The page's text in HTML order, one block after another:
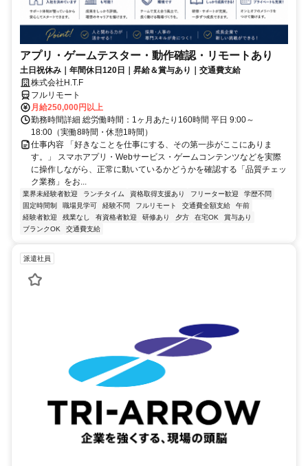
アプリ・ゲームテスター・動作確認・リモートあり
土日祝休み｜年間休日120日｜昇給＆賞与あり｜交通費支給
株式会社H.T.F
フルリモート
月給250,000円以上
勤務時間詳細 総労働時間：1ヶ月あたり160時間 平日 9:00～
18:00（実働8時間・休憩1時間）
仕事内容 「好きなことを仕事にする、その第一歩がここにありま
す。」 スマホアプリ・Webサービス・ゲームコンテンツなどを実際
に操作しながら、正常に動いているかどうかを確認する「品質チェッ
ク業務」をお...
業界未経験者歓迎 ランチタイム 資格取得支援あり フリーター歓迎
学歴不問
固定時間制
職場見学可 経験不問 フルリモート 交通費全額支給
午前
経験者歓迎
残業なし 有資格者歓迎 研修あり 夕方 在宅OK
賞与あり
ブランクOK
交通費支給
派遣社員